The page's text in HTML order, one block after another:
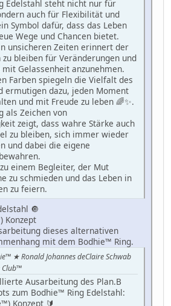
Edelstahl steht nicht nur für
auch für Flexibilität und
Symbol dafür, dass das Leben
Wege und Chancen bietet.
unsicheren Zeiten erinnert der
zu bleiben für Veränderungen und
Gelassenheit anzunehmen.
Farben spiegeln die Vielfalt des
ermutigen dazu, jeden Moment
und mit Freude zu leben 🌈✨.
als Zeichen von
zeigt, dass wahre Stärke auch
zu bleiben, sich immer wieder
und dabei die eigene
einem Begleiter, der Mut
zu schmieden und das Leben in
zu feiern.
🔘
Konzept
dieses alternativen
mit dem Bodhie™ Ring.
★ Ronald Johannes deClaire Schwab
Club™
Ausarbeitung des Plan.B
zum Bodhie™ Ring Edelstahl:
Konzept 🔰